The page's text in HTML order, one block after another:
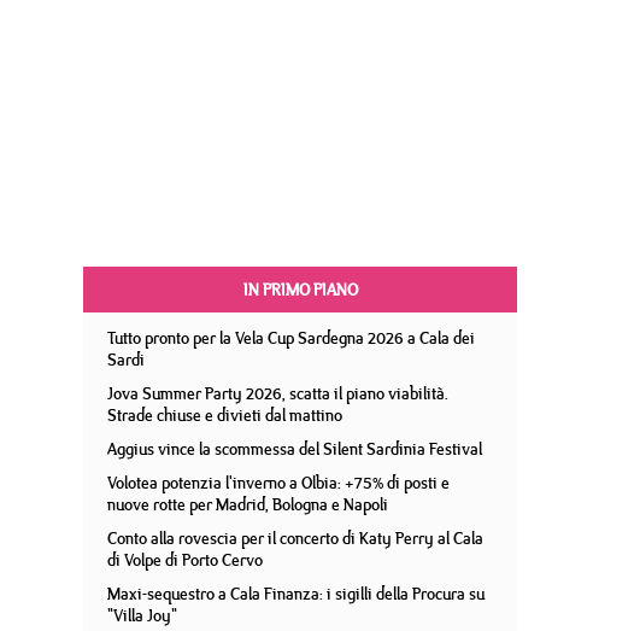
IN PRIMO PIANO
Tutto pronto per la Vela Cup Sardegna 2026 a Cala dei
Sardi
Jova Summer Party 2026, scatta il piano viabilità.
Strade chiuse e divieti dal mattino
Aggius vince la scommessa del Silent Sardinia Festival
Volotea potenzia l'inverno a Olbia: +75% di posti e
nuove rotte per Madrid, Bologna e Napoli
Conto alla rovescia per il concerto di Katy Perry al Cala
di Volpe di Porto Cervo
Maxi-sequestro a Cala Finanza: i sigilli della Procura su
"Villa Joy"